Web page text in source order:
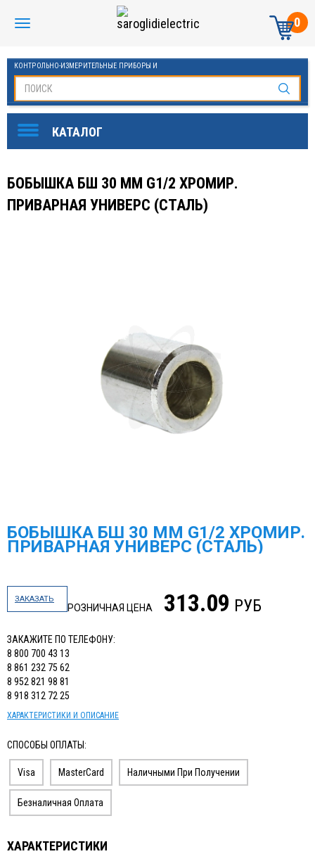
0
КОНТРОЛЬНО-ИЗМЕРИТЕЛЬНЫЕ ПРИБОРЫ И
БОБЫШКА БШ 30 ММ G1/2 ХРОМИР.
ПРИВАРНАЯ УНИВЕРС (СТАЛЬ)
БОБЫШКА БШ 30 ММ G1/2 ХРОМИР.
ПРИВАРНАЯ УНИВЕРС (СТАЛЬ)
ЗАКАЗАТЬ
РОЗНИЧНАЯ ЦЕНА 313.09 РУБ
ЗАКАЖИТЕ ПО ТЕЛЕФОНУ:
8 800 700 43 13
8 861 232 75 62
8 952 821 98 81
8 918 312 72 25
ХАРАКТЕРИСТИКИ И ОПИСАНИЕ
СПОСОБЫ ОПЛАТЫ:
Visa MasterCard Наличными При Получении
Безналичная Оплата
ХАРАКТЕРИСТИКИ